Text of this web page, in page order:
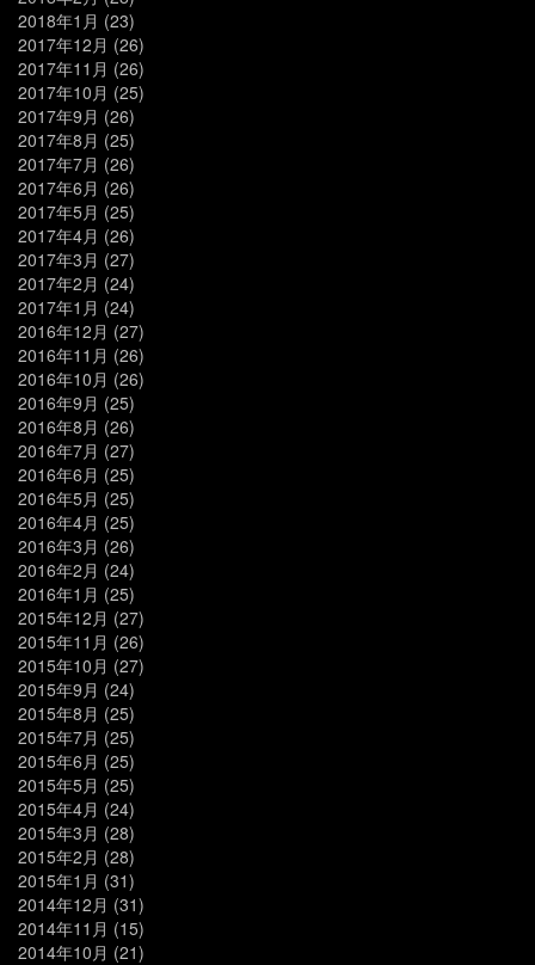
2018年1月 (23)
2017年12月 (26)
2017年11月 (26)
2017年10月 (25)
2017年9月 (26)
2017年8月 (25)
2017年7月 (26)
2017年6月 (26)
2017年5月 (25)
2017年4月 (26)
2017年3月 (27)
2017年2月 (24)
2017年1月 (24)
2016年12月 (27)
2016年11月 (26)
2016年10月 (26)
2016年9月 (25)
2016年8月 (26)
2016年7月 (27)
2016年6月 (25)
2016年5月 (25)
2016年4月 (25)
2016年3月 (26)
2016年2月 (24)
2016年1月 (25)
2015年12月 (27)
2015年11月 (26)
2015年10月 (27)
2015年9月 (24)
2015年8月 (25)
2015年7月 (25)
2015年6月 (25)
2015年5月 (25)
2015年4月 (24)
2015年3月 (28)
2015年2月 (28)
2015年1月 (31)
2014年12月 (31)
2014年11月 (15)
2014年10月 (21)